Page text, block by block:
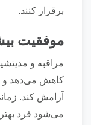
برقرار کنند.
موفقیت
مراقبه و
آرامش کند.